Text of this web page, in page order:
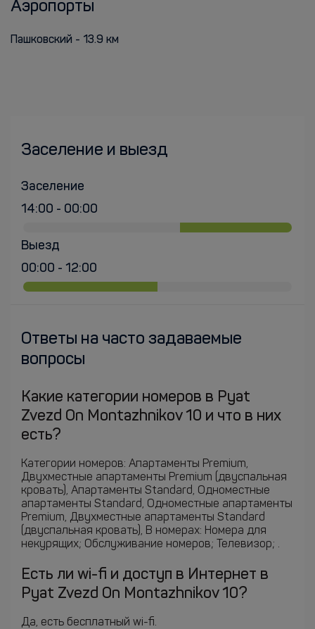
Аэропорты
Пашковский - 13.9 км
Заселение и выезд
Заселение
14:00 - 00:00
Выезд
00:00 - 12:00
Ответы на часто задаваемые
вопросы
Какие категории номеров в Pyat
Zvezd On Montazhnikov 10 и что в них
есть?
Категории номеров: Апартаменты Premium,
Двухместные апартаменты Premium (двуспальная
кровать), Апартаменты Standard, Одноместные
апартаменты Standard, Одноместные апартаменты
Premium, Двухместные апартаменты Standard
(двуспальная кровать), В номерах: Номера для
некурящих; Обслуживание номеров; Телевизор; .
Есть ли wi-fi и доступ в Интернет в
Pyat Zvezd On Montazhnikov 10?
Да, есть бесплатный wi-fi.